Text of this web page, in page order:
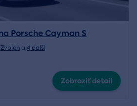
Porsche Cayman S
Zvolen a 4 ďalší
Zobraziť detail